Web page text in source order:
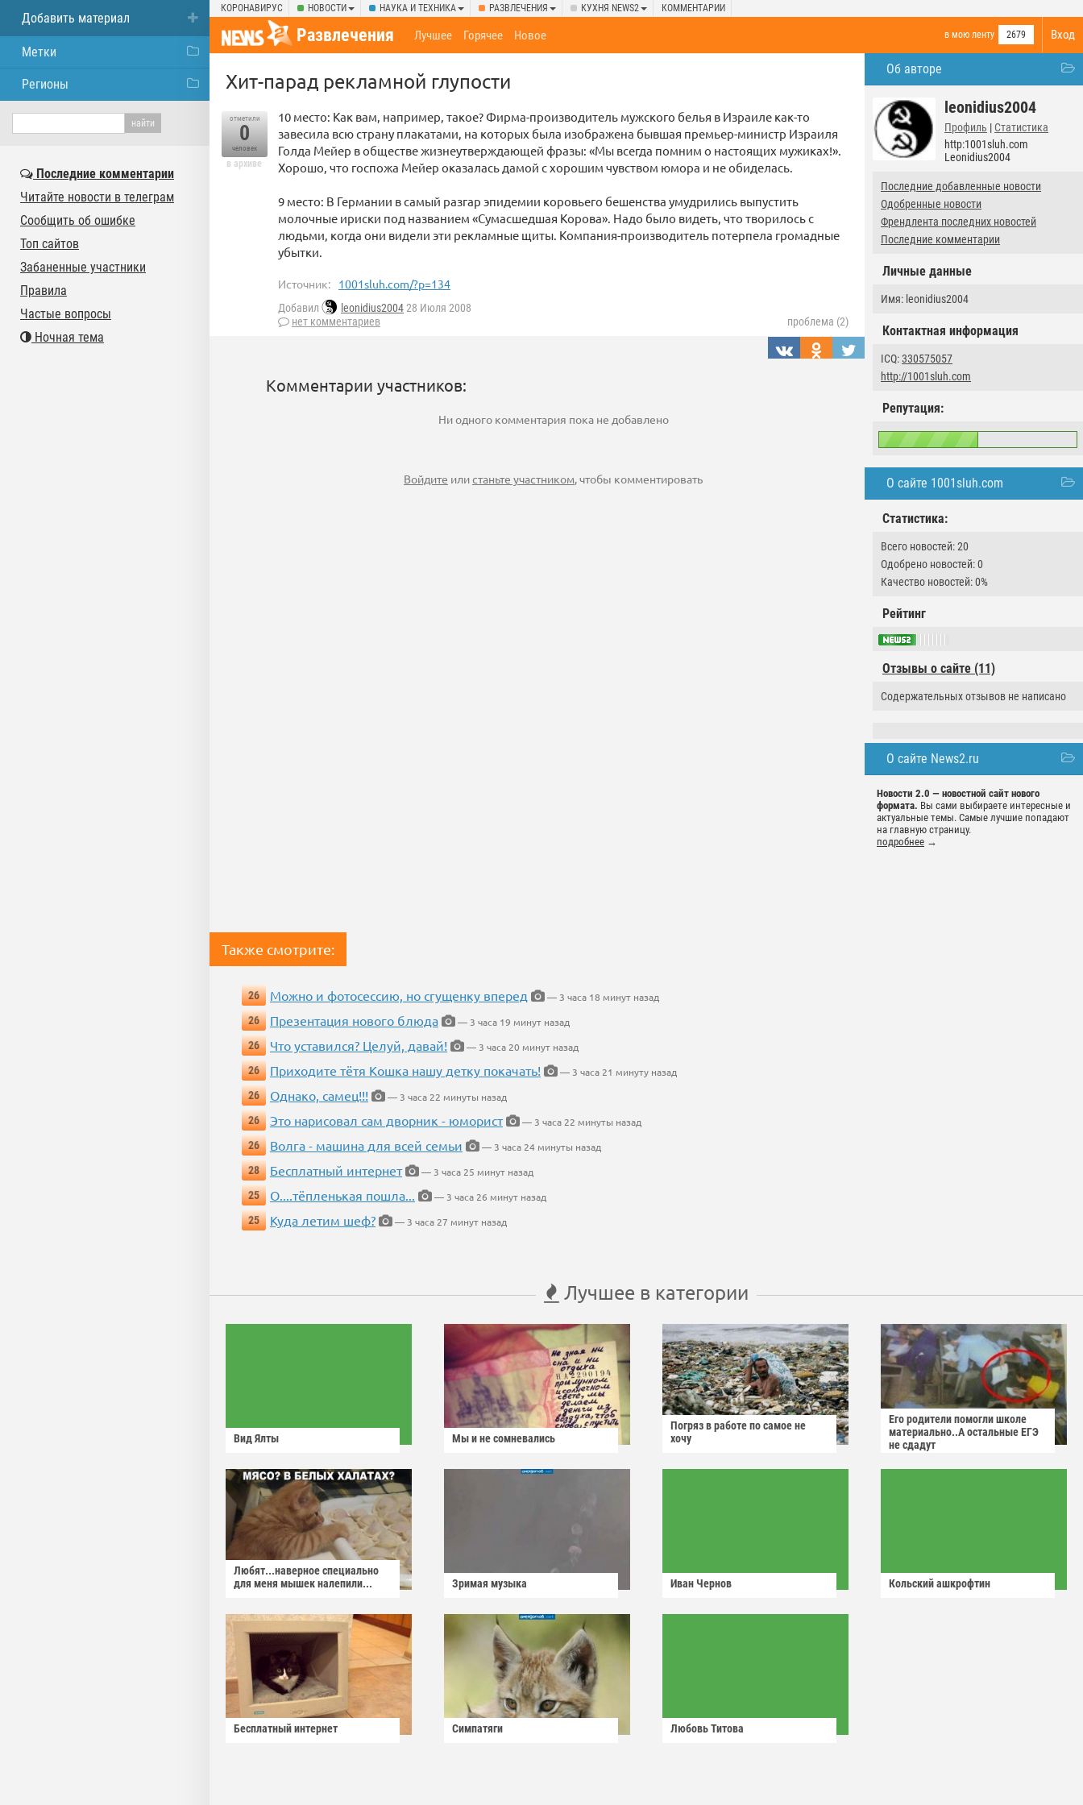
КОРОНАВИРУС НОВОСТИ НАУКА И ТЕХНИКА РАЗВЛЕЧЕНИЯ КУХНЯ NEWS2 КОММЕНТАРИИ
Вход
Развлечения в мою ленту 2679
Лучшее Горячее Новое
Об авторе
leonidius2004
Профиль | Статистика
http:1001sluh.com
Leonidius2004
Последние добавленные новости
Одобренные новости
Френдлента последних новостей
Последние комментарии
Личные данные
Имя: leonidius2004
Контактная информация
ICQ:330575057
http://1001sluh.com
Репутация:
О сайте 1001sluh.com
Статистика:
Всего новостей: 20
Одобрено новостей: 0
Качество новостей: 0%
Рейтинг
Отзывы о сайте (11)
Содержательных отзывов не написано
О сайте News2.ru
Новости 2.0 — новостной сайт нового
формата. Вы сами выбираете интересные и
актуальные темы. Самые лучшие попадают
на главную страницу.
подробнее →
Хит-парад рекламной глупости
отметили
0
человек
в архиве
10 место: Как вам, например, такое? Фирма-производитель мужского белья в Израиле как-то
завесила всю страну плакатами, на которых была изображена бывшая премьер-министр Израиля
Голда Мейер в обществе жизнеутверждающей фразы: «Мы всегда помним о настоящих мужиках!».
Хорошо, что госпожа Мейер оказалась дамой с хорошим чувством юмора и не обиделась.
9 место: В Германии в самый разгар эпидемии коровьего бешенства умудрились выпустить
молочные ириски под названием «Сумасшедшая Корова». Надо было видеть, что творилось с
людьми, когда они видели эти рекламные щиты. Компания-производитель потерпела громадные
убытки.
Источник: 1001sluh.com/?p=134
Добавил leonidius200428 Июля 2008
нет комментариев
проблема (2)
Комментарии участников:
Ни одного комментария пока не добавлено
Войдите илистаньте участником, чтобы комментировать
Также смотрите:
26 Можно и фотосессию, но сгущенку вперед
— 3 часа 18 минут назад
26
Презентация нового блюда
— 3 часа 19 минут назад
26
Что уставился? Целуй, давай!
— 3 часа 20 минут назад
26
Приходите тётя Кошка нашу детку покачать!
— 3 часа 21 минуту назад
26
Однако, самец!!!
— 3 часа 22 минуты назад
26
Это нарисовал сам дворник - юморист
— 3 часа 22 минуты назад
26
Волга - машина для всей семьи
— 3 часа 24 минуты назад
28
Бесплатный интернет
— 3 часа 25 минут назад
25
О....тёпленькая пошла...
— 3 часа 26 минут назад
25
Куда летим шеф? — 3 часа 27 минут назад
Лучшее в категории
Вид Ялты Мы и не сомневались
Погряз в работе по самое не
хочу
Его родители помогли школе
материально..А остальные ЕГЭ
не сдадут
Любят...наверное специально
для меня мышек налепили...
Зримая музыка Иван Чернов Кольский ашкрофтин
Бесплатный интернет Симпатяги Любовь Титова
Добавить материал
Метки
Регионы
Последние комментарии
Читайте новости в телеграм
Сообщить об ошибке
Топ сайтов
Забаненные участники
Правила
Частые вопросы
Ночная тема